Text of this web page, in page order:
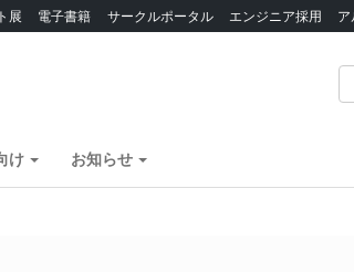
展 電子書籍 サークルポータル エンジニア採用
け お知らせ